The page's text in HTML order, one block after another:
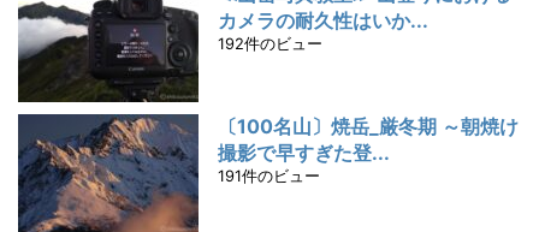
カメラの耐久性はいか...
192件のビュー
〔100名山〕焼岳_厳冬期 ～朝焼け
撮影で早すぎた登...
191件のビュー